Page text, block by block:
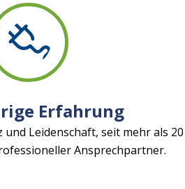
Erfahrung
und Leidenschaft, seit mehr als 20
Ansprechpartner.